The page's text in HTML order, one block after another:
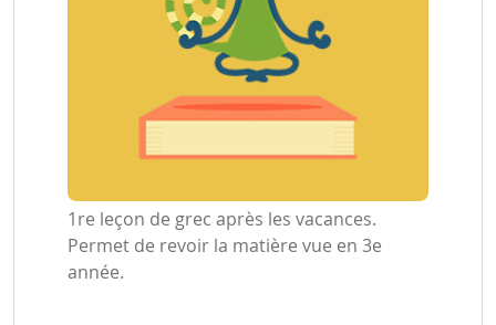
1re leçon de grec après les vacances.
Permet de revoir la matière vue en 3e
année.